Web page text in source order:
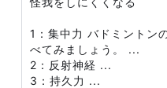
1：集中力 バドミントン
べてみましょう。 ...
2：反射神経 ...
3：持久力 ...